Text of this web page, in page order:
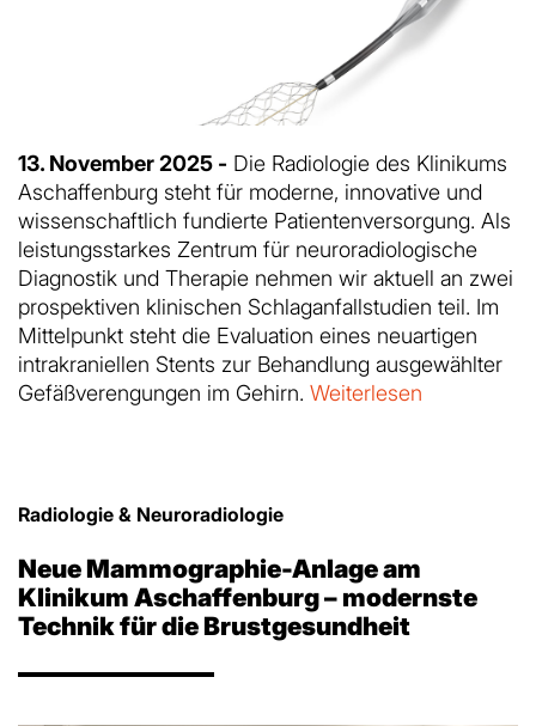
13. November 2025 - Die Radiologie des Klinikums
Aschaffenburg steht für moderne, innovative und
wissenschaftlich fundierte Patientenversorgung. Als
leistungsstarkes Zentrum für neuroradiologische
Diagnostik und Therapie nehmen wir aktuell an zwei
prospektiven klinischen Schlaganfallstudien teil. Im
Mittelpunkt steht die Evaluation eines neuartigen
intrakraniellen Stents zur Behandlung ausgewählter
Gefäßverengungen im Gehirn. Weiterlesen
Radiologie & Neuroradiologie
Neue Mammographie-Anlage am
Klinikum Aschaffenburg – modernste
Technik für die Brustgesundheit